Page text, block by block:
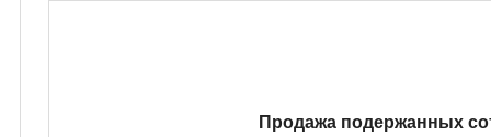
Продажа подержанных